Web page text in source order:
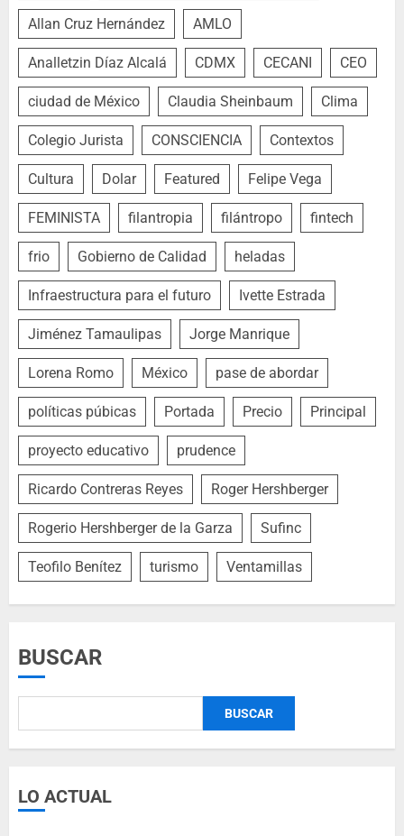
Allan Cruz Hernández AMLO
Analletzin Díaz Alcalá CDMX CECANI CEO
ciudad de México Claudia Sheinbaum Clima
Colegio Jurista CONSCIENCIA Contextos
Cultura Dolar Featured Felipe Vega
FEMINISTA filantropia filántropo fintech
frio Gobierno de Calidad heladas
Infraestructura para el futuro Ivette Estrada
Jiménez Tamaulipas Jorge Manrique
Lorena Romo México pase de abordar
políticas púbicas Portada Precio Principal
proyecto educativo prudence
Ricardo Contreras Reyes Roger Hershberger
Rogerio Hershberger de la Garza Sufinc
Teofilo Benítez turismo Ventamillas
BUSCAR
BUSCAR
LO ACTUAL